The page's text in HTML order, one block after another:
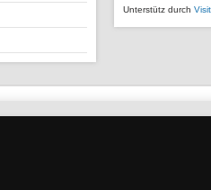
Unterstütz durch